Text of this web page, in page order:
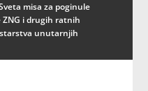
misa za poginule
i drugih ratnih
unutarnjih